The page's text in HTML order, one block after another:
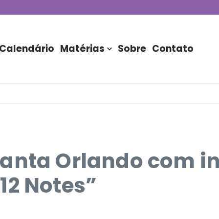
do Nubank Parque
Calendário Matérias Sobre Contato
Orlando com
Notes”